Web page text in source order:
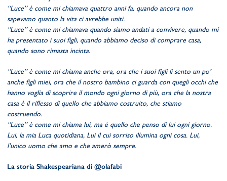
“Luce” è come mi chiamava quattro anni fa, quando ancora non
sapevamo quanto la vita ci avrebbe uniti.
“Luce” è come mi chiamava quando siamo andati a convivere, quando mi
ha presentato i suoi figli, quando abbiamo deciso di comprare casa,
quando sono rimasta incinta.
“Luce” è come mi chiama anche ora, ora che i suoi figli li sento un po’
anche figli miei, ora che il nostro bambino ci guarda con quegli occhi che
hanno voglia di scoprire il mondo ogni giorno di più, ora che la nostra
casa è il riflesso di quello che abbiamo costruito, che stiamo
costruendo.
“Luce” è come mi chiama lui, ma è quello che penso di lui ogni giorno.
Lui, la mia Luca quotidiana, Lui il cui sorriso illumina ogni cosa. Lui,
l’unico uomo che amo e che amerò sempre.
La storia Shakespeariana di @olafabi